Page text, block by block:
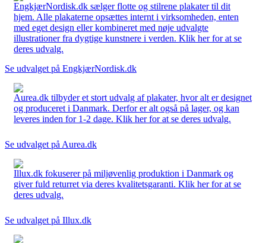
EngkjærNordisk.dk sælger flotte og stilrene plakater til dit
hjem. Alle plakaterne opsættes internt i virksomheden, enten
med eget design eller kombineret med nøje udvalgte
illustrationer fra dygtige kunstnere i verden. Klik her for at se
deres udvalg.
Se udvalget på EngkjærNordisk.dk
Aurea.dk tilbyder et stort udvalg af plakater, hvor alt er designet
og produceret i Danmark. Derfor er alt også på lager, og kan
leveres inden for 1-2 dage. Klik her for at se deres udvalg.
Se udvalget på Aurea.dk
Illux.dk fokuserer på miljøvenlig produktion i Danmark og
giver fuld returret via deres kvalitetsgaranti. Klik her for at se
deres udvalg.
Se udvalget på Illux.dk